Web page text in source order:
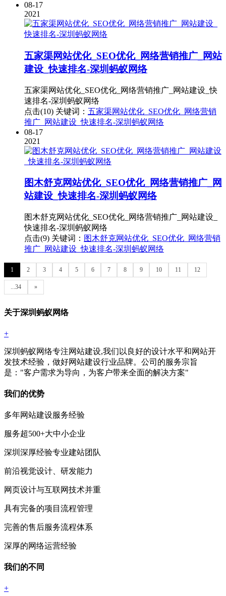
08-17
2021
五家渠网站优化_SEO优化_网络营销推广_网站
建设_快速排名-深圳蚂蚁网络
五家渠网站优化_SEO优化_网络营销推广_网站建设_快
速排名-深圳蚂蚁网络
点击(10) 关键词： 五家渠网站优化_SEO优化_网络营销
推广_网站建设_快速排名-深圳蚂蚁网络
08-17
2021
图木舒克网站优化_SEO优化_网络营销推广_网
站建设_快速排名-深圳蚂蚁网络
图木舒克网站优化_SEO优化_网络营销推广_网站建设_
快速排名-深圳蚂蚁网络
点击(9) 关键词： 图木舒克网站优化_SEO优化_网络营销
推广_网站建设_快速排名-深圳蚂蚁网络
1 2 3 4 5 6 7 8 9 10 11 12
...34 »
关于深圳蚂蚁网络
+
深圳蚂蚁网络专注网站建设,我们以良好的设计水平和网站开
发技术经验，做好网站建设行业品牌。公司的服务宗旨
是："客户需求为导向，为客户带来全面的解决方案"
我们的优势
多年网站建设服务经验
服务超500+大中小企业
深圳深厚经验专业建站团队
前沿视觉设计、研发能力
网页设计与互联网技术并重
具有完备的项目流程管理
完善的售后服务流程体系
深厚的网络运营经验
我们的不同
+